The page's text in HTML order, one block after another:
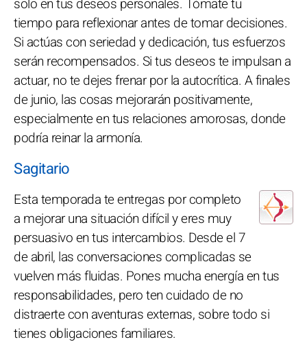
tiempo para reflexionar antes de tomar decisiones.
Si actúas con seriedad y dedicación, tus esfuerzos
serán recompensados. Si tus deseos te impulsan a
actuar, no te dejes frenar por la autocrítica. A finales
de junio, las cosas mejorarán positivamente,
especialmente en tus relaciones amorosas, donde
podría reinar la armonía.
Sagitario
Esta temporada te entregas por completo
a mejorar una situación difícil y eres muy
persuasivo en tus intercambios. Desde el 7
de abril, las conversaciones complicadas se
vuelven más fluidas. Pones mucha energía en tus
responsabilidades, pero ten cuidado de no
distraerte con aventuras externas, sobre todo si
tienes obligaciones familiares.